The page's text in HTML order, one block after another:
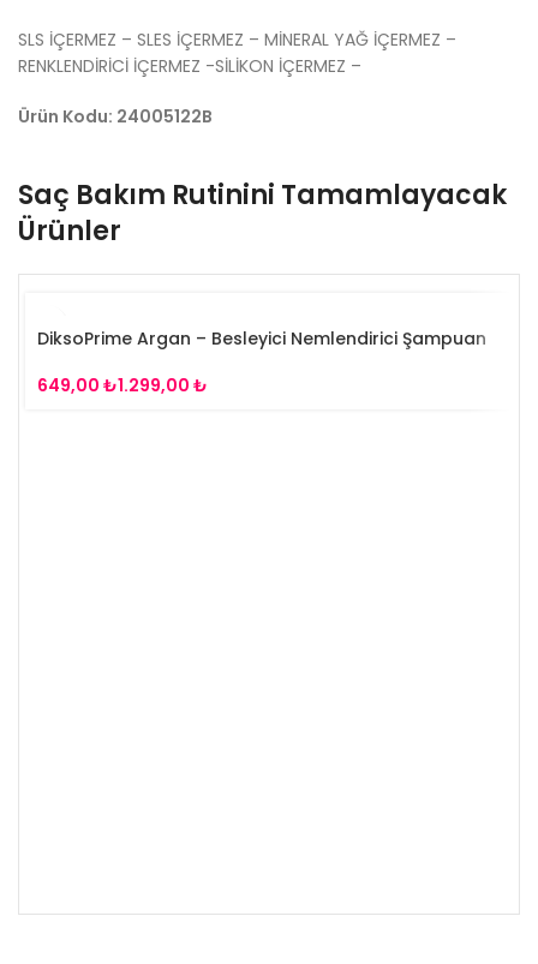
SLS İÇERMEZ – SLES İÇERMEZ – MİNERAL YAĞ İÇERMEZ –
RENKLENDİRİCİ İÇERMEZ -SİLİKON İÇERMEZ –
Ürün Kodu: 24005122B
Saç Bakım Rutinini Tamamlayacak
Ürünler
DiksoPrime Argan – Besleyici Nemlendirici Şampuan
₺
₺